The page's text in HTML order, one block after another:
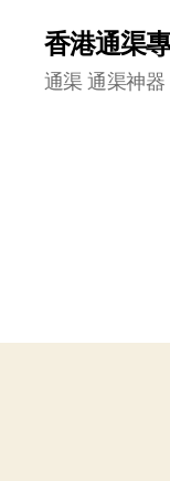
香港通渠
通渠 通渠神